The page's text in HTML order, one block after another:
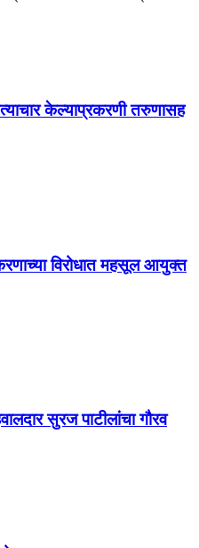
केल्याप्रकरणी तरुणासह
विरोधात महसूल आयुक्त
सुरज पाटीलांचा गौरव